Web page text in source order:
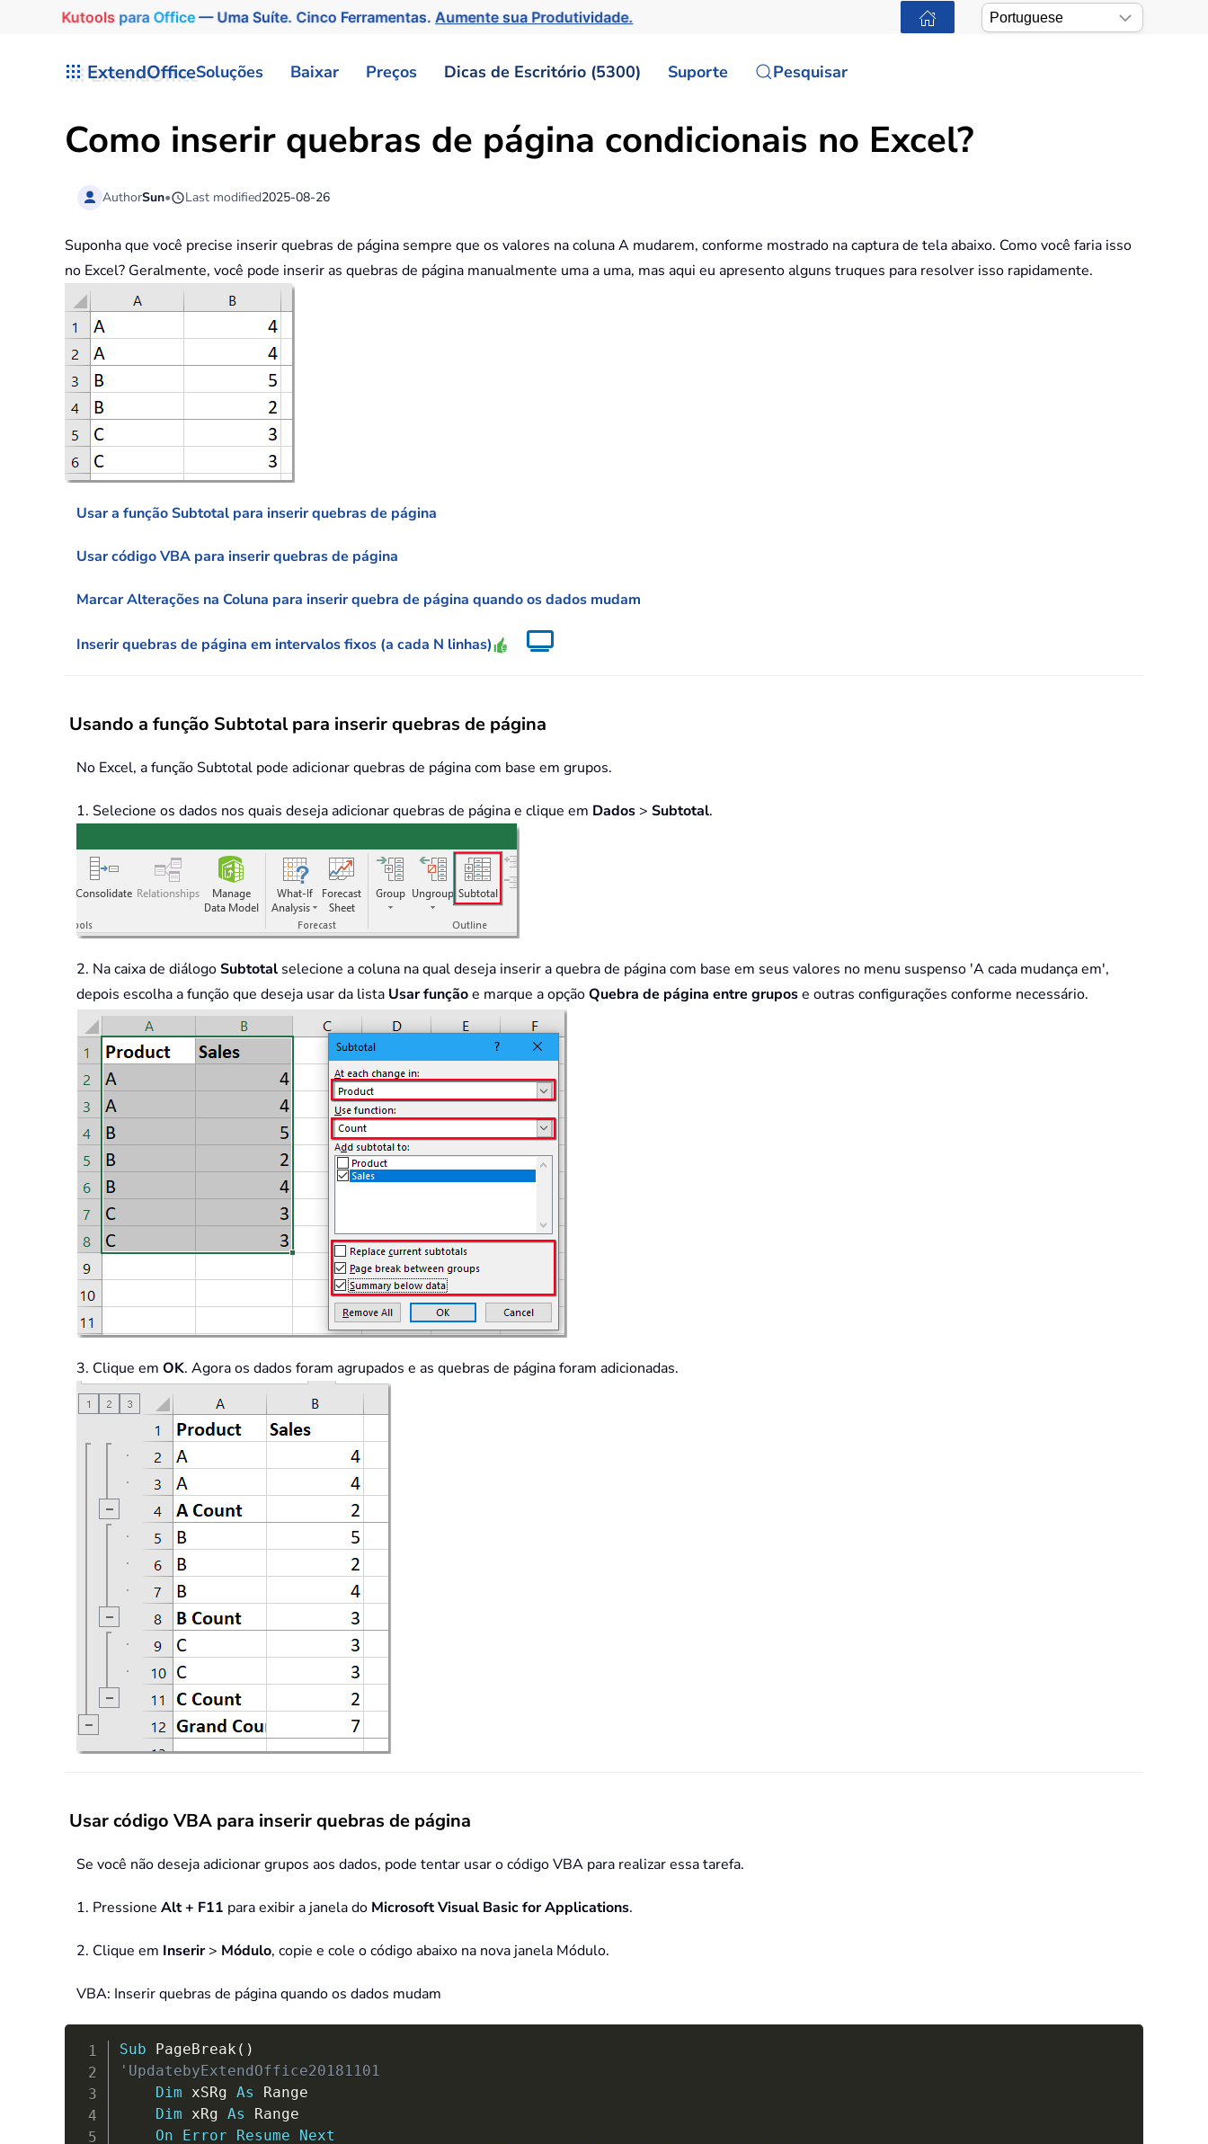
Kutools para Office— Uma Suíte. Cinco Ferramentas.Aumente sua Produtividade.
ExtendOfficeSoluções Baixar Preços Dicas de Escritório (5300) Suporte Pesquisar
Como inserir quebras de página condicionais no Excel?
AuthorSun• Last modified2025-08-26
Suponha que você precise inserir quebras de página sempre que os valores na coluna A mudarem, conforme mostrado na captura de tela abaixo. Como você faria isso
no Excel? Geralmente, você pode inserir as quebras de página manualmente uma a uma, mas aqui eu apresento alguns truques para resolver isso rapidamente.
Usar a função Subtotal para inserir quebras de página
Usar código VBA para inserir quebras de página
Marcar Alterações na Coluna para inserir quebra de página quando os dados mudam
Inserir quebras de página em intervalos fixos (a cada N linhas)
Usando a função Subtotal para inserir quebras de página
No Excel, a função Subtotal pode adicionar quebras de página com base em grupos.
1. Selecione os dados nos quais deseja adicionar quebras de página e clique em Dados > Subtotal.
2. Na caixa de diálogoSubtotal selecione a coluna na qual deseja inserir a quebra de página com base em seus valores no menu suspenso 'A cada mudança em',
depois escolha a função que deseja usar da lista Usar funçãoe marque a opçãoQuebra de página entre grupose outras configurações conforme necessário.
3. Clique em OK. Agora os dados foram agrupados e as quebras de página foram adicionadas.
Usar código VBA para inserir quebras de página
Se você não deseja adicionar grupos aos dados, pode tentar usar o código VBA para realizar essa tarefa.
1. Pressione Alt + F11 para exibir a janela do Microsoft Visual Basic for Applications.
2. Clique em Inserir> Módulo, copie e cole o código abaixo na nova janela Módulo.
VBA: Inserir quebras de página quando os dados mudam
Sub PageBreak ( )
'UpdatebyExtendOffice20181101
Dim xSRg As Range
Dim xRg As Range
On
Error Resume
Next